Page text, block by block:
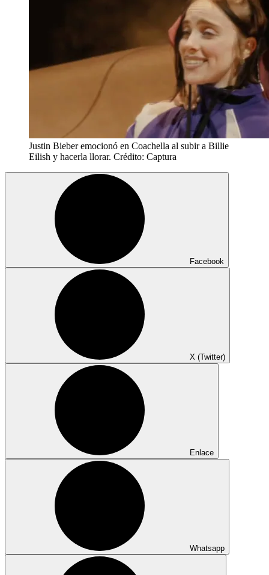
Justin Bieber emocionó en Coachella al subir a Billie
Eilish y hacerla llorar. Crédito: Captura
Facebook
X (Twitter)
Enlace
Whatsapp